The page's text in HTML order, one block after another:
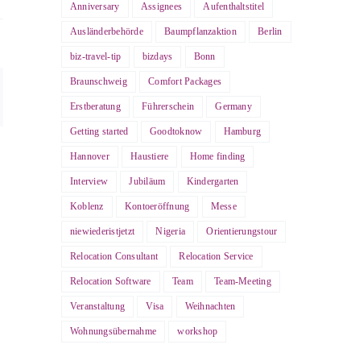
Anniversary Assignees Aufenthaltstitel
Ausländerbehörde Baumpflanzaktion Berlin
biz-travel-tip bizdays Bonn
Braunschweig Comfort Packages
Erstberatung Führerschein Germany
Getting started Goodtoknow Hamburg
Hannover Haustiere Home finding
Interview Jubiläum Kindergarten
Koblenz Kontoeröffnung Messe
niewiederistjetzt Nigeria Orientierungstour
Relocation Consultant Relocation Service
Relocation Software Team Team-Meeting
Veranstaltung Visa Weihnachten
Wohnungsübernahme workshop